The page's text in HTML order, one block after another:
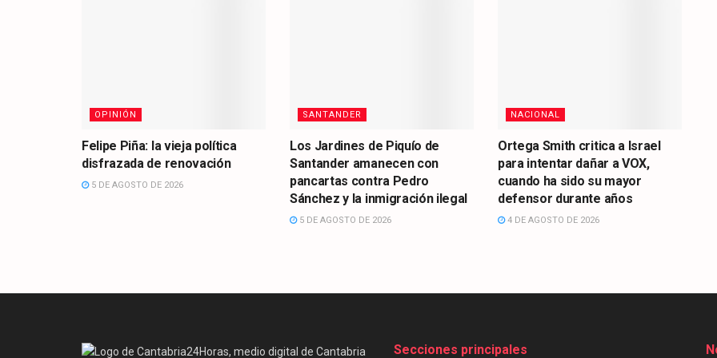
OPINIÓN
Felipe Piña: la vieja política
disfrazada de renovación
5 DE AGOSTO DE 2026
SANTANDER
Los Jardines de Piquío de
Santander amanecen con
pancartas contra Pedro
Sánchez y la inmigración ilegal
5 DE AGOSTO DE 2026
NACIONAL
Ortega Smith critica a Israel
para intentar dañar a VOX,
cuando ha sido su mayor
defensor durante años
4 DE AGOSTO DE 2026
Secciones principales